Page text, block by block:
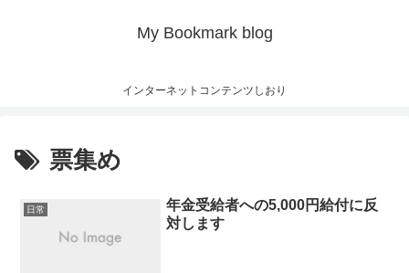
My Bookmark blog
インターネットコンテンツしおり
票集め
日常
年金受給者への5,000円給付に反
対します